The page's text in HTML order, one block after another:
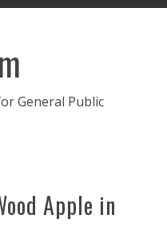
General Public
Apple in